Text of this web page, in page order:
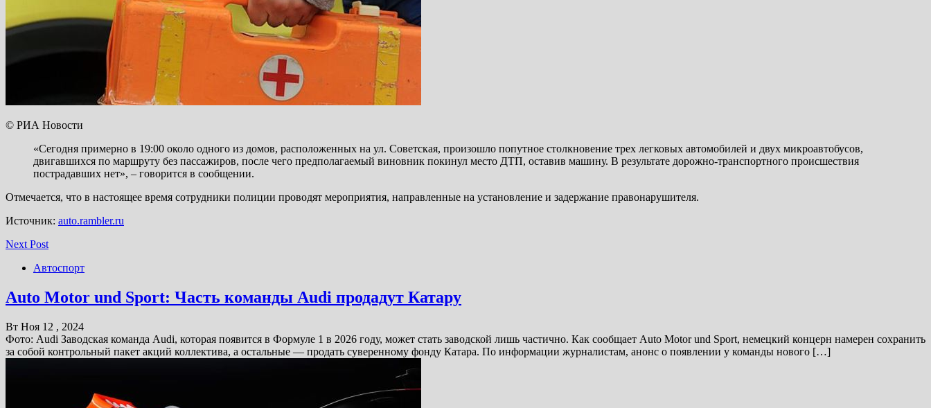
© РИА Новости
«Сегодня примерно в 19:00 около одного из домов, расположенных на ул. Советская, произошло попутное столкновение трех легковых автомобилей и двух микроавтобусов,
двигавшихся по маршруту без пассажиров, после чего предполагаемый виновник покинул место ДТП, оставив машину. В результате дорожно-транспортного происшествия
пострадавших нет», – говорится в сообщении.
Отмечается, что в настоящее время сотрудники полиции проводят мероприятия, направленные на установление и задержание правонарушителя.
Источник: auto.rambler.ru
Next Post
Автоспорт
Auto Motor und Sport: Часть команды Audi продадут Катару
Вт Ноя 12 , 2024
Фото: Audi Заводская команда Audi, которая появится в Формуле 1 в 2026 году, может стать заводской лишь частично. Как сообщает Auto Motor und Sport, немецкий концерн намерен сохранить
за собой контрольный пакет акций коллектива, а остальные — продать суверенному фонду Катара. По информации журналистам, анонс о появлении у команды нового […]